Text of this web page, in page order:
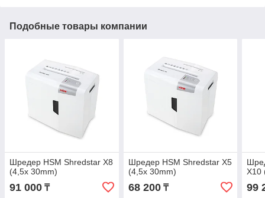
Подобные товары компании
Шредер HSM Shredstar X8
(4,5x 30mm)
91 000 ₸
Шредер HSM Shredstar X5
(4,5x 30mm)
68 200₸
X10
99